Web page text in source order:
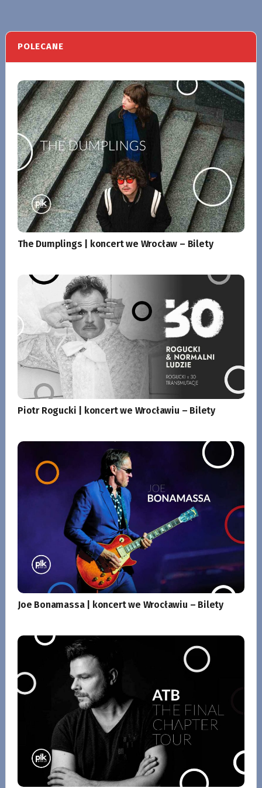
POLECANE
The Dumplings | koncert we Wrocław – Bilety
Piotr Rogucki | koncert we Wrocławiu – Bilety
Joe Bonamassa | koncert we Wrocławiu – Bilety